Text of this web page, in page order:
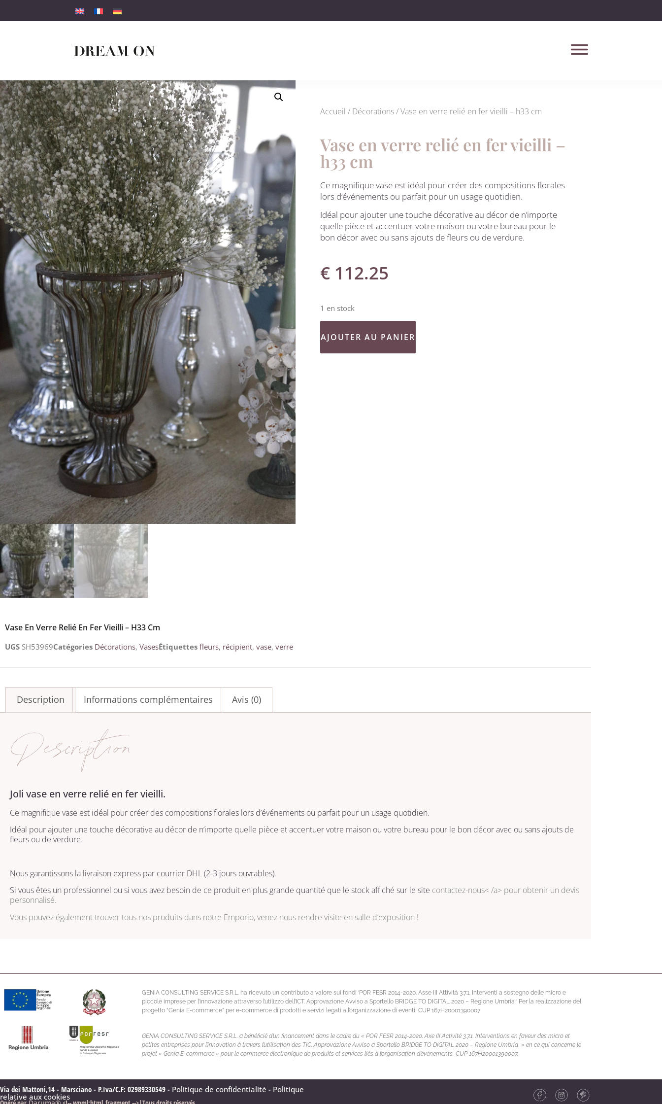
Accueil / Décorations/ Vase en verre relié en fer vieilli – h33 cm
Vase en verre relié en fer vieilli –
h33 cm
Ce magnifique vase est idéal pour créer des compositions florales
lors d’événements ou parfait pour un usage quotidien.
Idéal pour ajouter une touche décorative au décor de n’importe
quelle pièce etaccentuer votre maison ou votre bureau pour le
bon décor avec ou sans ajouts de fleurs ou de verdure.
€ 112.25
1 en stock
AJOUTER AU PANIER
Vase En Verre Relié En Fer Vieilli – H33 Cm
UGS SH53969Catégories Décorations, VasesÉtiquettes fleurs, récipient, vase, verre
Description Informations complémentaires Avis (0)
Description
Joli vase en verre relié en fer vieilli.
Ce magnifique vase est idéal pour créer des compositions florales lors d’événements ou parfait pour un usage quotidien.
Idéal pour ajouter une touche décorative au décor de n’importe quelle pièce etaccentuer votre maison ou votre bureau pour le bon décor avec ou sans ajouts de
fleurs ou de verdure.
Nous garantissons la livraison express par courrier DHL (2-3 jours ouvrables).
Si vous êtes un professionnel ou si vous avez besoin de ce produit en plus grande quantité que le stock affiché sur le site contactez-nous< /a> pour obtenir un devis
personnalisé.
Vous pouvez également trouver tous nos produits dans notre Emporio, venez nous rendre visite en salle d’exposition !
GENIA CONSULTING SERVICE S.R.L. ha ricevuto un contributo a valore sui fondi ‘POR FESR 2014-2020. Asse III Attività 3.7.1. Interventi a sostegno delle micro e
piccole imprese per l’innovazione attraverso l’utilizzo dell’ICT. Approvazione Avviso a Sportello BRIDGE TO DIGITAL 2020 – Regione Umbria ‘ Per la realizzazione del
progetto “Genia E-commerce” per e-commerce di prodotti e servizi legati all’organizzazione di eventi, CUP 167H20001390007
GENIA CONSULTING SERVICE S.R.L. a bénéficié d’un financement dans le cadre du « POR FESR 2014-2020. Axe III Activité 3.7.1. Interventions en faveur des micro et
petites entreprises pour l’innovation à travers l’utilisation des TIC. Approvazione Avviso a Sportello BRIDGE TO DIGITAL 2020 – Regione Umbria » en ce qui concerne le
projet « Genia E-commerce » pour le commerce électronique de produits et services liés à l’organisation d’événements, CUP 167H20001390007.
Via dei Mattoni,14 - Marsciano - P.Iva/C.F: 02989330549 - Politique de confidentialité - Politique
relative aux cookies